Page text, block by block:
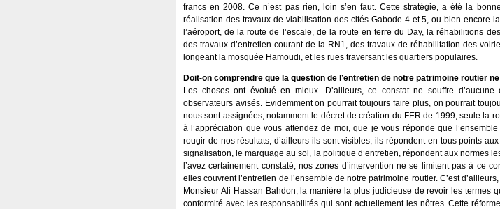
francs en 2008. Ce n’est pas rien, loin s’en faut. Cette stratégie, a été la
réalisation des travaux de viabilisation des cités Gabode 4 et 5, ou bien encore
l’aéroport, de la route de l’escale, de la route en terre du Day, la réhabilitions
des travaux d’entretien courant de la RN1, des travaux de réhabilitation des
longeant la mosquée Hamoudi, et les rues traversant les quartiers populaires.
Doit-on comprendre que la question de l’entretien de notre patrimoine routier
Les choses ont évolué en mieux. D’ailleurs, ce constat ne souffre
observateurs avisés. Evidemment on pourrait toujours faire plus, on pourrait
nous sont assignées, notamment le décret de création du FER de 1999, seule la
à l’appréciation que vous attendez de moi, que je vous réponde que
rougir de nos résultats, d’ailleurs ils sont visibles, ils répondent en tous points
signalisation, le marquage au sol, la politique d’entretien, répondent aux normes
l’avez certainement constaté, nos zones d’intervention ne se limitent pas à ce
elles couvrent l’entretien de l’ensemble de notre patrimoine routier. C’est
Monsieur Ali Hassan Bahdon, la manière la plus judicieuse de revoir les termes
conformité avec les responsabilités qui sont actuellement les nôtres. Cette